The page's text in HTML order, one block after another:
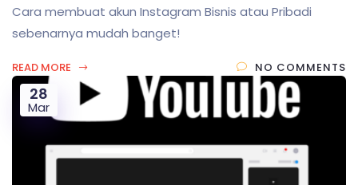
Cara membuat akun Instagram Bisnis atau Pribadi
sebenarnya mudah banget!
READ MORE NO COMMENTS
28
Mar